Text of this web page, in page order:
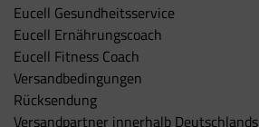
Eucell Gesundheitsservice
Eucell Ernährungscoach
Eucell Fitness Coach
Versandbedingungen
Rücksendung
Versandpartner innerhalb Deutschlands